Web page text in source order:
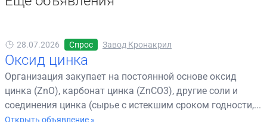
28.07.2026 Спрос Завод Кронакрил
Оксид цинка
Организация закупает на постоянной основе оксид
цинка (ZnO), карбонат цинка (ZnCO3), другие соли и
соединения цинка (сырье с истекшим сроком годности,...
Открыть объявление »